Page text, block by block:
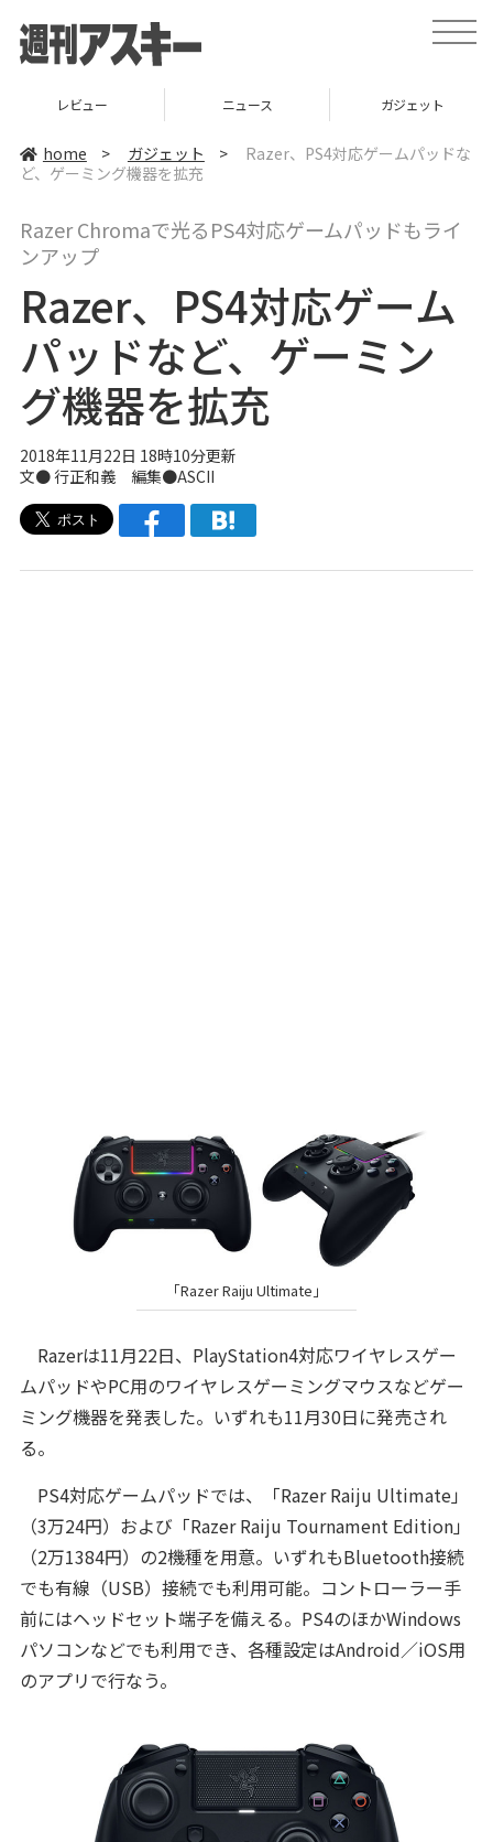
t
o
v
t
i
ニュース ガジェット ゲーム
home > ガジェット >
Razer、PS4対応ゲームパッドな
ど、ゲーミング機器を拡充
Razer Chromaで光るPS4対応ゲームパッドもライ
ンアップ
Razer、PS4対応ゲーム
パッドなど、ゲーミン
グ機器を拡充
2018年11月22日 18時10分更新
文● 行正和義 編集●ASCII
「Razer Raiju Ultimate」
Razerは11月22日、PlayStation4対応ワイヤレスゲー
ムパッドやPC用のワイヤレスゲーミングマウスなどゲー
ミング機器を発表した。いずれも11月30日に発売され
る。
PS4対応ゲームパッドでは、「Razer Raiju Ultimate」
（3万24円）および「Razer Raiju Tournament Edition」
（2万1384円）の2機種を用意。いずれもBluetooth接続
でも有線（USB）接続でも利用可能。コントローラー手
前にはヘッドセット端子を備える。PS4のほかWindows
パソコンなどでも利用でき、各種設定はAndroid／iOS用
のアプリで行なう。